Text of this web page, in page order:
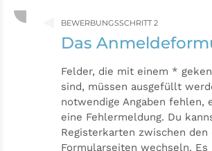
BEWERBUNGSSCHRITT 2
Das
Felder, die mit einem *
sind, müssen ausgefüllt
notwendige Angaben fehlen,
eine Fehlermeldung. Du
Registerkarten zwischen den
Formularseiten wechseln.